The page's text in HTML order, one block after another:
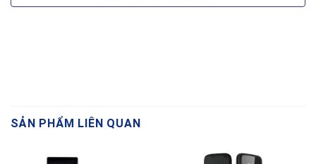
cửa thông minh Kitos khả năng chống ăn mòn,
SẢN PHẨM LIÊN QUAN